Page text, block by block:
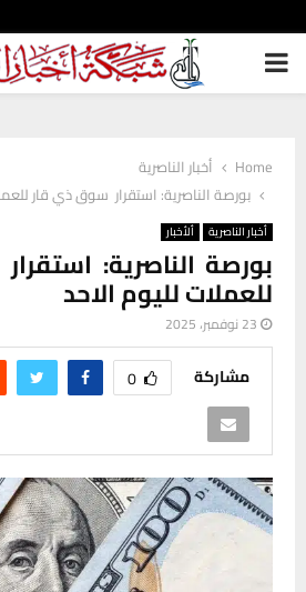
PRIMARY
Home
أخبار الناصرية
بورصة الناصرية: استقرار سوق ذي قار
أخبار الناصرية ألأخبار
بورصة الناصرية:
للعملات لليوم الاحد
23 نوفمبر، 2025
مشاركة 0